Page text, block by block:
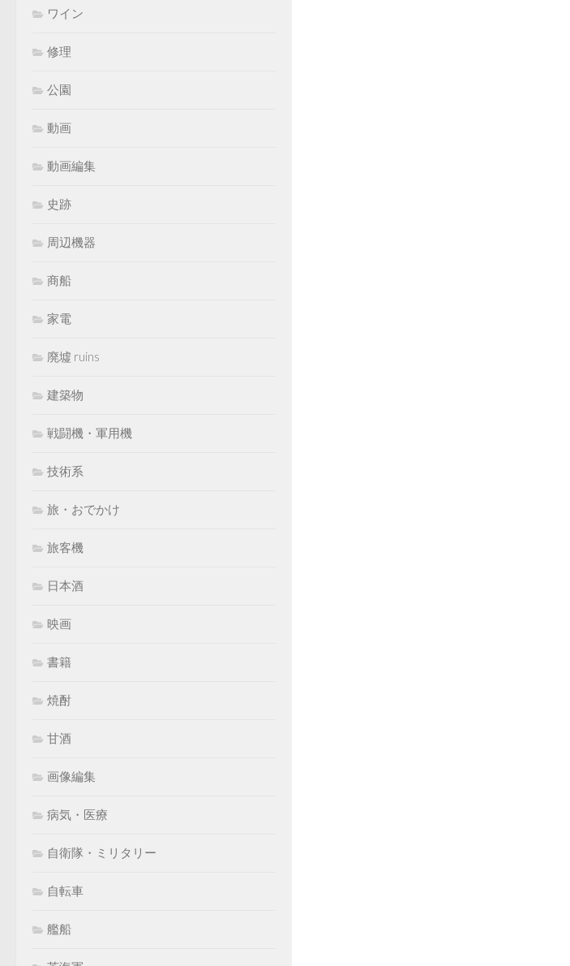
ワイン
修理
公園
動画
動画編集
史跡
周辺機器
商船
家電
廃墟 ruins
建築物
戦闘機・軍用機
技術系
旅・おでかけ
旅客機
日本酒
映画
書籍
焼酎
甘酒
画像編集
病気・医療
自衛隊・ミリタリー
自転車
艦船